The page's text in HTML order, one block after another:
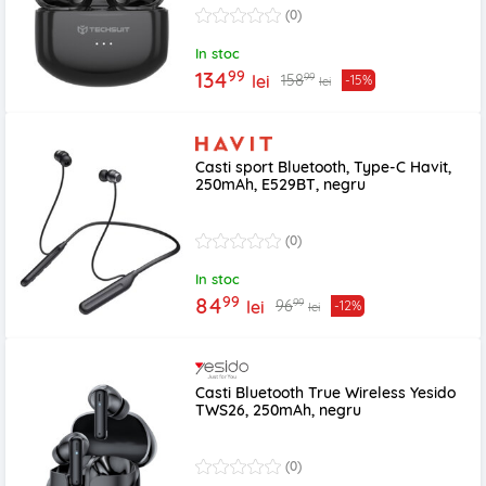
(0)
In stoc
13499 lei 15899 lei -15%
Casti sport Bluetooth, Type-C Havit,
250mAh, E529BT, negru
(0)
In stoc
8499 lei 9699 lei -12%
Casti Bluetooth True Wireless Yesido
TWS26, 250mAh, negru
(0)